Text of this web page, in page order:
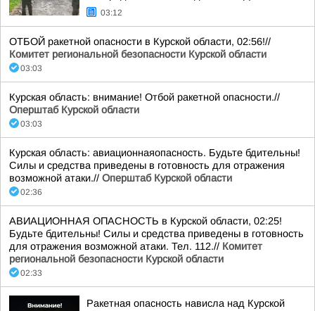
03:12
ОТБОЙ ракетной опасности в Курской области, 02:56!//
Комитет региональной безопасности Курской области
03:03
Курская область: внимание! Отбой ракетной опасности.//
Оперштаб Курской области
03:03
Курская область: авиационнаяопасность. Будьте бдительны!
Силы и средства приведены в готовность для отражения
возможной атаки.// Оперштаб Курской области
02:36
АВИАЦИОННАЯ ОПАСНОСТЬ в Курской области, 02:25!
Будьте бдительны! Силы и средства приведены в готовность
для отражения возможной атаки. Тел. 112.// Комитет
региональной безопасности Курской области
02:33
Ракетная опасность нависла над Курской